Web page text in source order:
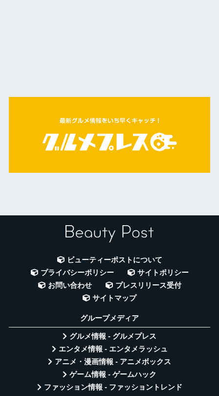
ビューティーポストについて
プライバシーポリシー
サイトポリシー
お問い合わせ
プレスリリース受付
サイトマップ
グループメディア
グルメ情報 - グルメプレス
エンタメ情報 - エンタメラッシュ
アニメ・漫画情報 - アニメボックス
ゲーム情報 - ゲームハック
ファッション情報 - ファッショントレンド